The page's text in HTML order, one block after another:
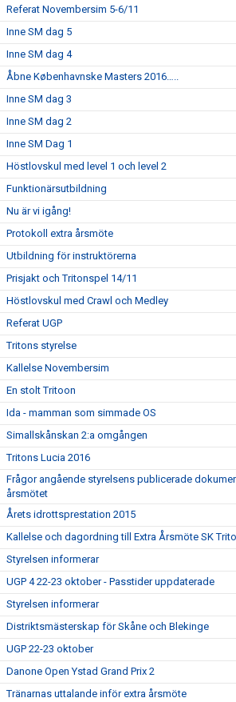
Referat Novembersim 5-6/11
Inne SM dag 5
Inne SM dag 4
Åbne Københavnske Masters 2016…..
Inne SM dag 3
Inne SM dag 2
Inne SM Dag 1
Höstlovskul med level 1 och level 2
Funktionärsutbildning
Nu är vi igång!
Protokoll extra årsmöte
Utbildning för instruktörerna
Prisjakt och Tritonspel 14/11
Höstlovskul med Crawl och Medley
Referat UGP
Tritons styrelse
Kallelse Novembersim
En stolt Tritoon
Ida - mamman som simmade OS
Simallskånskan 2:a omgången
Tritons Lucia 2016
Frågor angående styrelsens publicerade
årsmötet
Årets idrottsprestation 2015
Kallelse och dagordning till Extra Årsmöte SK
Styrelsen informerar
UGP 4 22-23 oktober - Passtider uppdaterade
Styrelsen informerar
Distriktsmästerskap för Skåne och Blekinge
UGP 22-23 oktober
Danone Open Ystad Grand Prix 2
Tränarnas uttalande inför extra årsmöte